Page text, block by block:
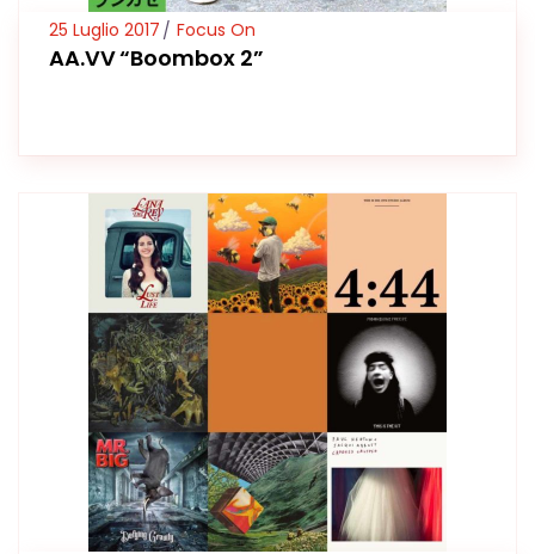
25 Luglio 2017 Focus On
AA.VV “Boombox 2”